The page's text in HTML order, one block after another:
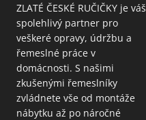
ZLATÉ ČESKÉ RUČIČKY je váš
spolehlivý partner pro
veškeré opravy, údržbu a
řemeslné práce v
domácnosti. S našimi
zkušenými řemeslníky
zvládnete vše od montáže
nábytku až po náročné